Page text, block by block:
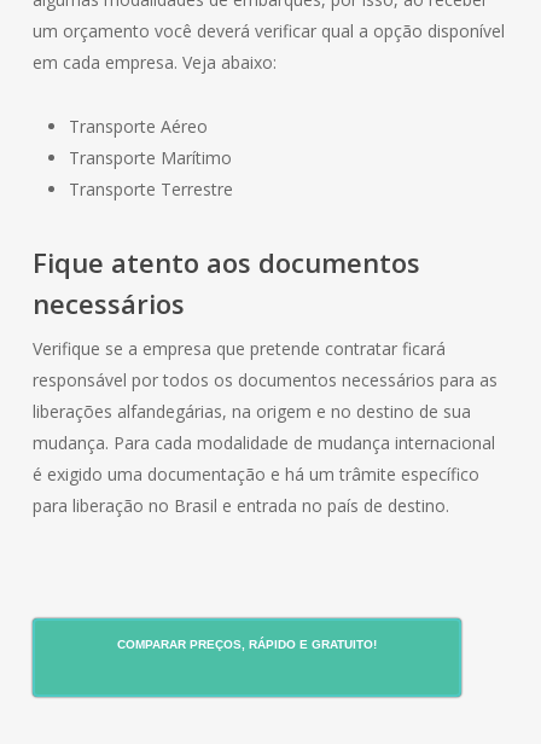
um orçamento você deverá verificar qual a opção disponível
em cada empresa. Veja abaixo:
Transporte Aéreo
Transporte Marítimo
Transporte Terrestre
Fique atento aos documentos
necessários
Verifique se a empresa que pretende contratar ficará
responsável por todos os documentos necessários para as
liberações alfandegárias, na origem e no destino de sua
mudança. Para cada modalidade de mudança internacional
é exigido uma documentação e há um trâmite específico
para liberação no Brasil e entrada no país de destino.
COMPARAR PREÇOS, RÁPIDO E GRATUITO!